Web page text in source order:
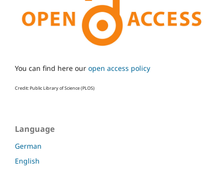
You can find here our open access policy
Credit: Public Library of Science (PLOS)
Language
German
English